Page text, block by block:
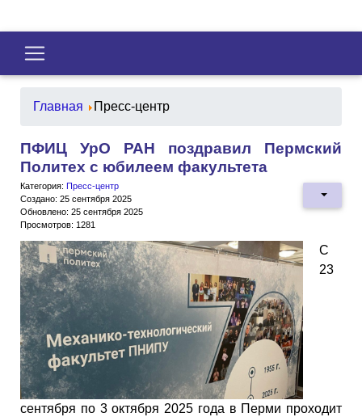
Главная Пресс-центр
ПФИЦ УрО РАН поздравил Пермский
Политех с юбилеем факультета
Категория: Пресс-центр
Создано: 25 сентября 2025
Обновлено: 25 сентября 2025
Просмотров: 1281
С
23
сентября по 3 октября 2025 года в Перми проходит